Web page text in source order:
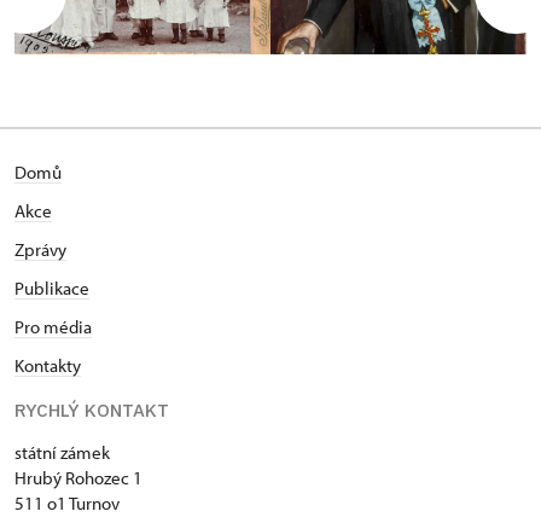
Domů
Akce
Zprávy
Publikace
Pro média
Kontakty
RYCHLÝ KONTAKT
státní zámek
Hrubý Rohozec 1
511 o1 Turnov